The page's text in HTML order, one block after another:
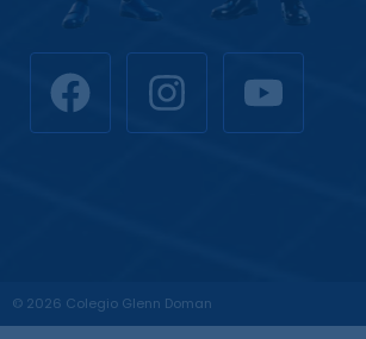
© 2026 Colegio Glenn Doman